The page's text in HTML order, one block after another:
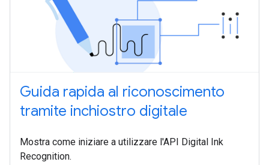
Guida rapida al riconoscimento
tramite inchiostro digitale
Mostra come iniziare a utilizzare l'API Digital Ink
Recognition.